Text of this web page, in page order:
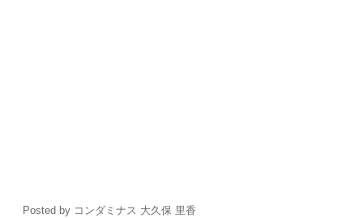
Posted by コンダミナス 大久保 里香